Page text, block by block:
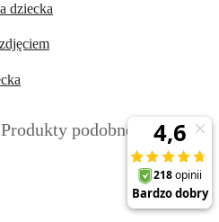
Produkty
Produkty podobne